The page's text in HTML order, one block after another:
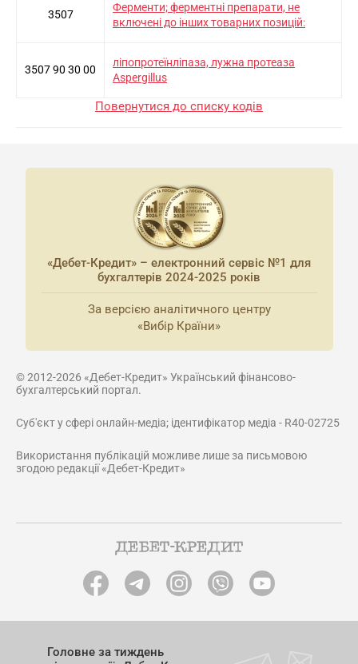
3507
Ферменти; ферментні препарати, не
включені до інших товарних позицій:
3507 90 30 00
ліпопротеїнліпаза, лужна протеаза
Aspergillus
Повернутися до списку кодів
«Дебет-Кредит» – електронний сервіс №1 для
бухгалтерів 2024-2025 років
За версією аналітичного центру
«Вибір Країни»
© 2012-2026 «Дебет-Кредит» Український фінансово-
бухгалтерський портал.
Суб'єкт у сфері онлайн-медіа; ідентифікатор медіа - R40-02725
Використання публікацій можливе лише за письмовою
згодою редакції «Дебет-Кредит»
Головне за тиждень